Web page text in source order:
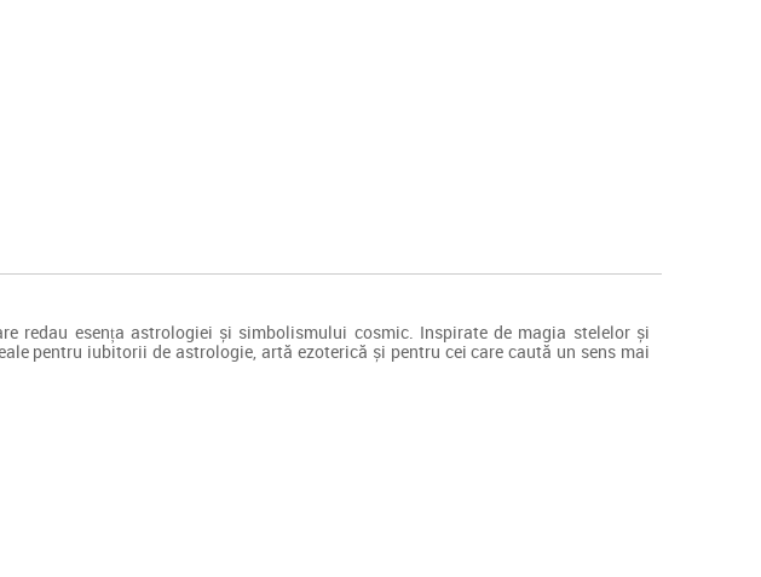
redau esența astrologiei și simbolismului cosmic. Inspirate de magia stelelor și
pentru iubitorii de astrologie, artă ezoterică și pentru cei care caută un sens mai